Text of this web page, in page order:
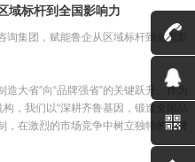
0531-
58560791
QQ客服
域标杆到全国影响力
集团，赋能鲁企从区域标杆到全国影
大省”向“品牌强省”的关键跃升。作为
，我们以“深耕齐鲁基因，锻造全国品
在激烈的市场竞争中树立独特的品牌